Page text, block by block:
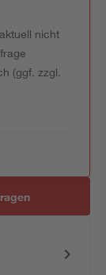
nicht
(ggf. zzgl.